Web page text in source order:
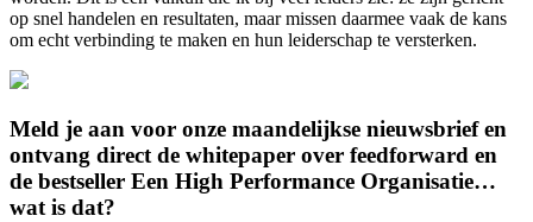
op snel handelen en resultaten, maar missen daarmee vaak de kans
om echt verbinding te maken en hun leiderschap te versterken.
Meld je aan voor onze maandelijkse nieuwsbrief en
ontvang direct de whitepaper over feedforward en
de bestseller Een High Performance Organisatie…
wat is dat?